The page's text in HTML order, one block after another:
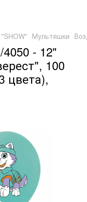
Мультяшки
- 12"
100
цвета),